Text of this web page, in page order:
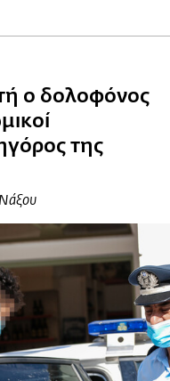
ο δολοφόνος
της
Νάξου